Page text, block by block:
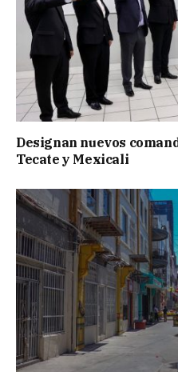
Designan nuevos
Tecate y Mexicali